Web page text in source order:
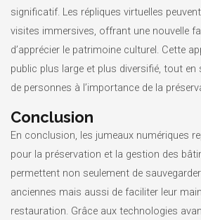
significatif. Les répliques virtuelles
visites immersives, offrant une nouvelle
d’apprécier le patrimoine culturel. Cette
public plus large et plus diversifié, tout
de personnes à l’importance de la
Conclusion
En conclusion, les jumeaux numériques
pour la préservation et la gestion des
permettent non seulement de
anciennes mais aussi de faciliter leur
restauration. Grâce aux technologies